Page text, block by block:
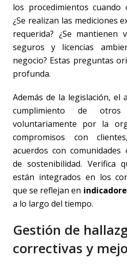
los procedimientos cuando
¿Se realizan las mediciones
requerida? ¿Se mantienen
seguros y licencias
negocio? Estas preguntas
profunda.
Además de la legislación,
cumplimiento de otros
voluntariamente por la
compromisos con
acuerdos con
de sostenibilidad. Verifica
están integrados en los
que se reflejan en
a lo largo del tiempo.
Gestión de
correctivas y